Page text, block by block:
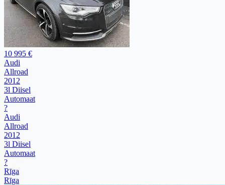
10 995 €
Audi
Allroad
2012
3l Diisel
Automaat
?
Audi
Allroad
2012
3l Diisel
Automaat
?
Rīga
Rīga